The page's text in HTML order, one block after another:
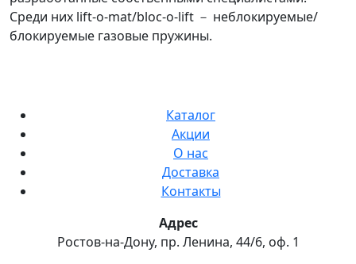
Среди них lift-o-mat/bloc-o-lift － неблокируемые/
блокируемые газовые пружины.
Каталог
Акции
О нас
Доставка
Контакты
Адрес
Ростов-на-Дону, пр. Ленина, 44/6, оф. 1